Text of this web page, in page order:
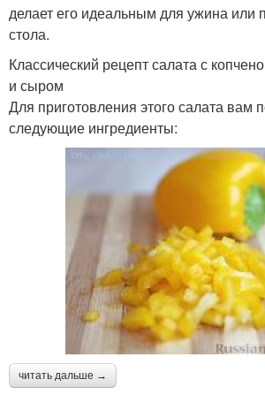
делает его идеальным для ужина или
стола.
Классический рецепт салата с
и сыром
Для приготовления этого салата вам
следующие ингредиенты:
читать дальше →